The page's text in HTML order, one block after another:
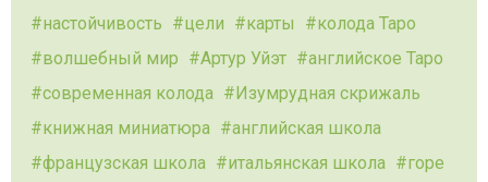
настойчивость
цели карты
колода Таро
волшебный мир
Артур Уйэт
английское Таро
современная колода
Изумрудная скрижаль
книжная миниатюра
английская школа
французская школа
итальянская школа
горе